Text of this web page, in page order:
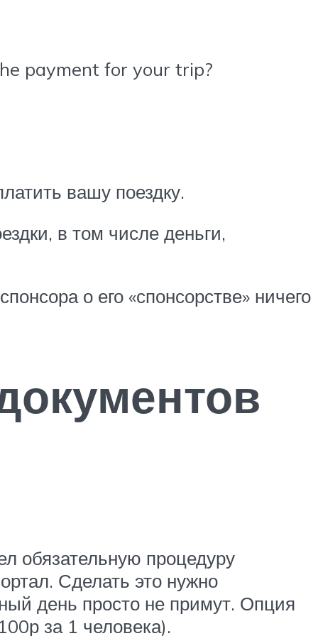
payment for your trip?
вашу поездку.
в том числе деньги,
о его «спонсорстве» ничего
обязательную процедуру
Сделать это нужно
день просто не примут. Опция
за 1 человека).